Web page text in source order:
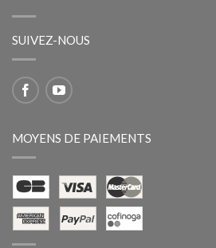
SUIVEZ-NOUS
MOYENS DE PAIEMENTS